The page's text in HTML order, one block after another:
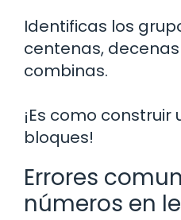
Identificas los
centenas,
combinas.
¡Es como
bloques!
Errores
números en